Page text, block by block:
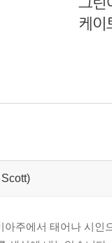
주에서 태어나 시인